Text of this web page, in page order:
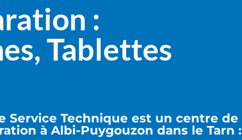
:
Tablettes
Service Technique est un centre de
à Albi-Puygouzon dans le Tarn :